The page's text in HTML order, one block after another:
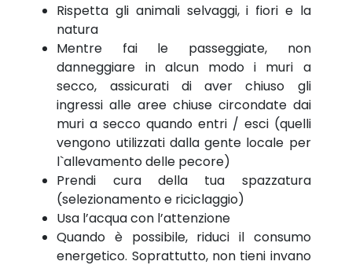
Rispetta gli animali selvaggi, i fiori e la
natura
Mentre fai le passeggiate, non
danneggiare in alcun modo i muri a
secco, assicurati di aver chiuso gli
ingressi alle aree chiuse circondate dai
muri a secco quando entri / esci (quelli
vengono utilizzati dalla gente locale per
l`allevamento delle pecore)
Prendi cura della tua spazzatura
(selezionamento e riciclaggio)
Usa l’acqua con l’attenzione
Quando è possibile, riduci il consumo
energetico. Soprattutto, non tieni invano